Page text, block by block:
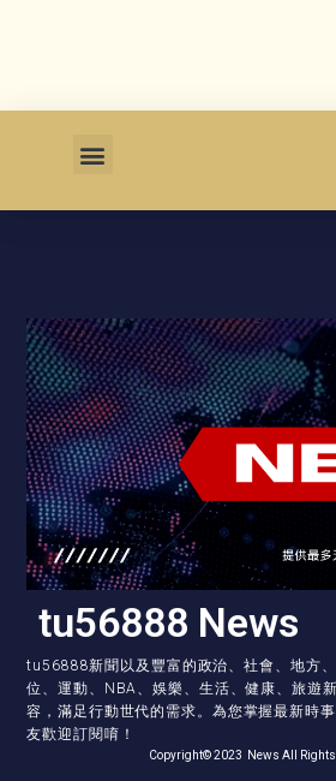
tu56888 News
tu56888新聞以及豐富的政治、社會、地方
位、運動、NBA、娛樂、生活、健康、旅遊
容，滿足行動世代的需求。為您掌握最新時
友歡迎訂閱唷！
Copyright© 2023 News All Rights